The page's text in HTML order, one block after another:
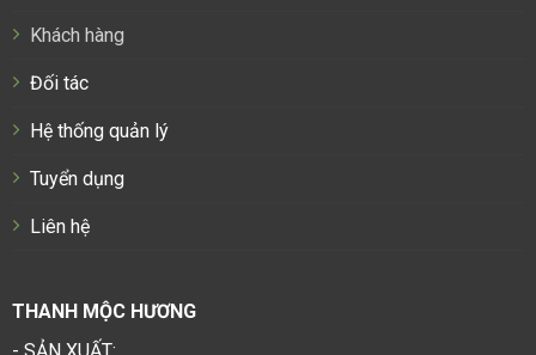
Khách hàng
Đối tác
Hệ thống quản lý
Tuyển dụng
Liên hệ
THANH MỘC HƯƠNG